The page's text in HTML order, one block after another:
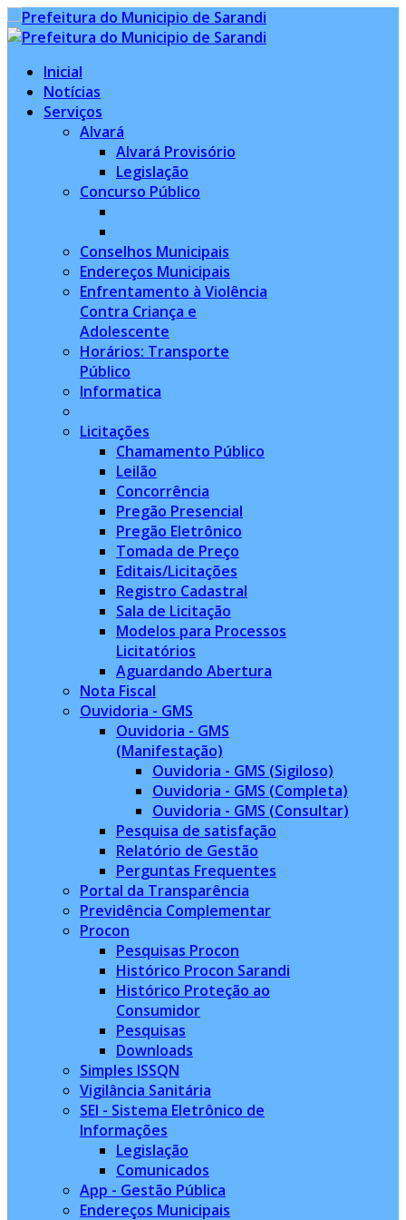
Inicial
Notícias
Serviços
Alvará
Alvará Provisório
Legislação
Concurso Público
Conselhos Municipais
Endereços Municipais
Enfrentamento à Violência
Contra Criança e
Adolescente
Horários: Transporte
Público
Informatica
Licitações
Chamamento Público
Leilão
Concorrência
Pregão Presencial
Pregão Eletrônico
Tomada de Preço
Editais/Licitações
Registro Cadastral
Sala de Licitação
Modelos para Processos
Licitatórios
Aguardando Abertura
Nota Fiscal
Ouvidoria - GMS
Ouvidoria - GMS
(Manifestação)
Ouvidoria - GMS (Sigiloso)
Ouvidoria - GMS (Completa)
Ouvidoria - GMS (Consultar)
Pesquisa de satisfação
Relatório de Gestão
Perguntas Frequentes
Portal da Transparência
Previdência Complementar
Procon
Pesquisas Procon
Histórico Procon Sarandi
Histórico Proteção ao
Consumidor
Pesquisas
Downloads
Simples ISSQN
Vigilância Sanitária
SEI - Sistema Eletrônico de
Informações
Legislação
Comunicados
App - Gestão Pública
Endereços Municipais